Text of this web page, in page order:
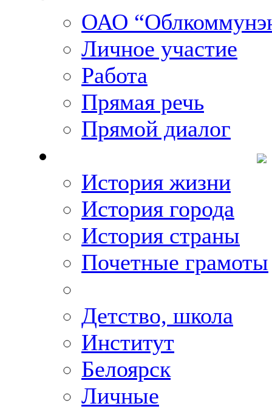
ОАО
Личное участие
Работа
Прямая речь
Прямой диалог
История жизни
История города
История страны
Почетные грамоты
Детство, школа
Институт
Белоярск
Личные